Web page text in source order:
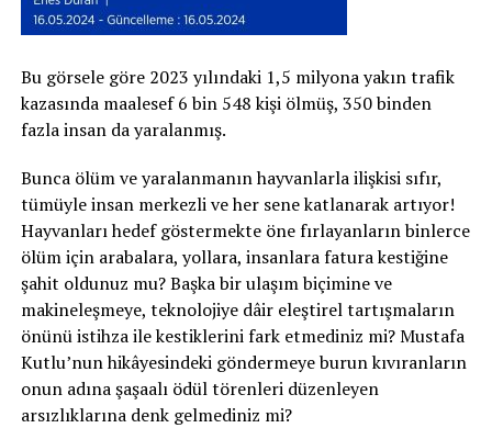
Bu görsele göre 2023 yılındaki 1,5 milyona yakın trafik
kazasında maalesef 6 bin 548 kişi ölmüş, 350 binden
fazla insan da yaralanmış.
Bunca ölüm ve yaralanmanın hayvanlarla ilişkisi sıfır,
tümüyle insan merkezli ve her sene katlanarak artıyor!
Hayvanları hedef göstermekte öne fırlayanların binlerce
ölüm için arabalara, yollara, insanlara fatura kestiğine
şahit oldunuz mu? Başka bir ulaşım biçimine ve
makineleşmeye, teknolojiye dâir eleştirel tartışmaların
önünü istihza ile kestiklerini fark etmediniz mi? Mustafa
Kutlu’nun hikâyesindeki göndermeye burun kıvıranların
onun adına şaşaalı ödül törenleri düzenleyen
arsızlıklarına denk gelmediniz mi?